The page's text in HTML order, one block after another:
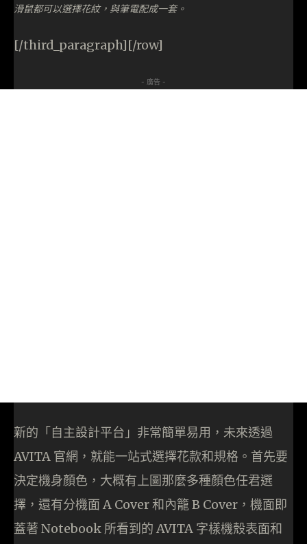
滑鼠都可以選擇花紋，與筆電配成一套。
[/third_paragraph][/row]
- 廣告 -
新的「自主設計平台」非常簡單易用，未來透過
AVITA 官網，就能一站式選擇花款和規格。首先要
決定機身顏色，大概有上圖那麼多種顏色任君選
擇，還有分機面 A Cover 和內籠 B Cover，機面即
蓋著 Notebook 所看到的 AVITA 字樣機殼表面和